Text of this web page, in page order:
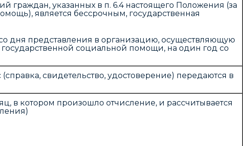
граждан, указанных в п. 6.4 настоящего Положения (за
является бессрочным, государственная
дня представления в организацию, осуществляющую
социальной помощи, на один год со
свидетельство, удостоверение) передаются в
в котором произошло отчисление, и рассчитывается